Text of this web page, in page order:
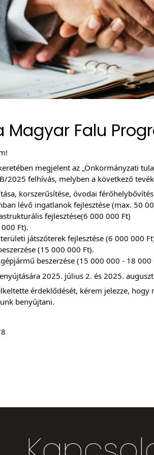
Magyar Falu
megjelent az „Önkormányzati
2025 felhívás, melyben a következő
korszerűsítése, óvodai
lévő ingatlanok fejlesztése (max. 50
fejlesztése(6 000 000 Ft)
000 Ft).
játszóterek fejlesztése (6 000 000
(15 000 000 Ft).
beszerzése (15 000 000 - 18 000
2025. július 2. és 2025.
érdeklődését, kérem jelezze,
benyújtani.